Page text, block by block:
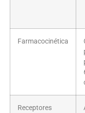
Farmacocinética
Receptores